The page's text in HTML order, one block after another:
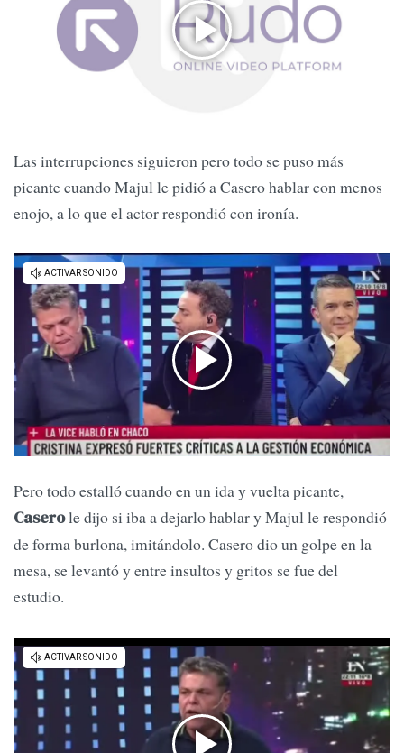
Las interrupciones siguieron pero todo se puso más
picante cuando Majul le pidió a Casero hablar con menos
enojo, a lo que el actor respondió con ironía.
Pero todo estalló cuando en un ida y vuelta picante,
Caserole dijo si iba a dejarlo hablar y Majul le respondió
de forma burlona, imitándolo. Casero dio un golpe en la
mesa, se levantó y entre insultos y gritos se fue del
estudio.